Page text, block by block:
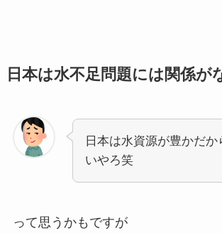
日本は水不足問題には関係が
日本は水資源が豊かだか
いやろ笑
って思うかもですが